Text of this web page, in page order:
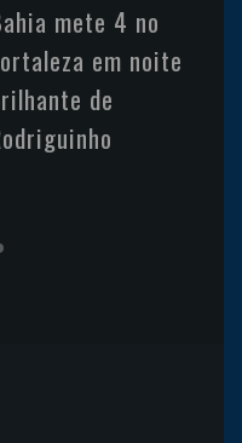
mete 4 no
em noite
de